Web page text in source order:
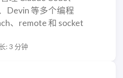
Devin 等多个编程
、remote 和 socket
: 3 分钟